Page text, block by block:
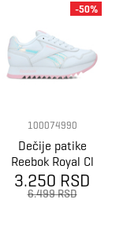
100074990
Dečije patike
Reebok Royal Cl
Jog Platform
3.250 RSD
6.499 RSD
-50%